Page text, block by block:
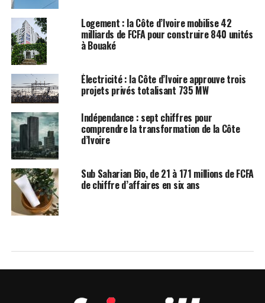
Logement : la Côte d’Ivoire mobilise 42
milliards de FCFA pour construire 840 unités
à Bouaké
Électricité : la Côte d’Ivoire approuve trois
projets privés totalisant 735 MW
Indépendance : sept chiffres pour
comprendre la transformation de la Côte
d’Ivoire
Sub Saharian Bio, de 21 à 171 millions de FCFA
de chiffre d’affaires en six ans